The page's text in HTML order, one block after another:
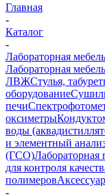
Главная
-
Каталог
-
Лабораторная мебель
Лабораторная мебель
ЛВЖСтулья,
оборудование
печи
оксиметры
воды
и элементный
(ГСО)Лабораторная
для контроля
полимеров
-